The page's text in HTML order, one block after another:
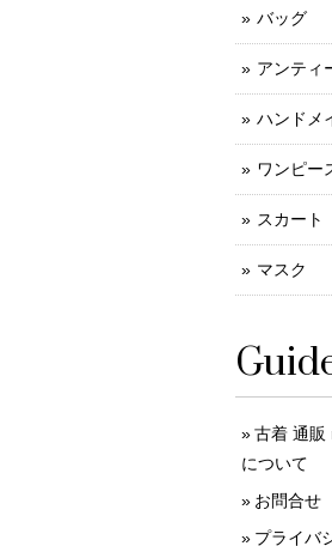
バッグ
アンティ
ハンドメ
ワンピー
スカート
マスク
古着 通販
について
お問合せ
プライバ